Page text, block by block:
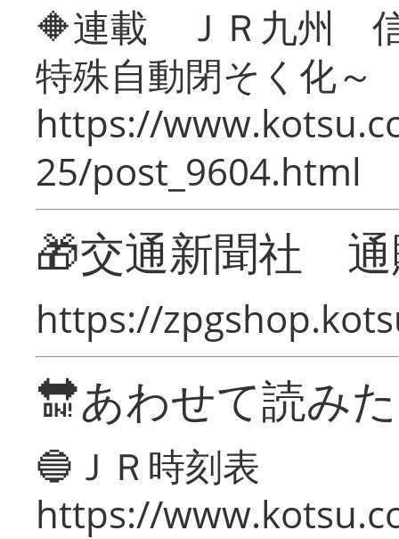
🔶連載 ＪＲ九州 信
特殊自動閉そく化～
https://
25/post_9604.html
🎁交通新聞社
https://
🔛あわせて読み
🔵ＪＲ時刻表
https://